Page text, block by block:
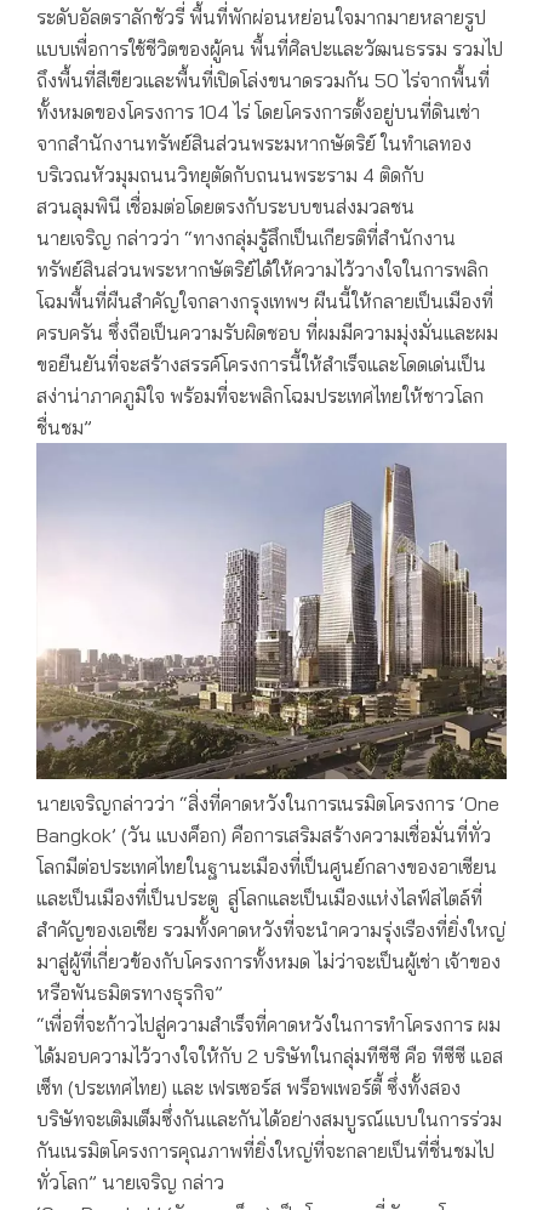
ระดับอัลตราลักชัวรี่ พื้นที่พักผ่อนหย่อนใจมากมายหลายรูป
แบบเพื่อการใช้ชีวิตของผู้คน พื้นที่ศิลปะและวัฒนธรรม รวมไป
ถึงพื้นที่สีเขียวและพื้นที่เปิดโล่งขนาดรวมกัน 50 ไร่จากพื้นที่
ทั้งหมดของโครงการ 104 ไร่ โดยโครงการตั้งอยู่บนที่ดินเช่า
จากสำนักงานทรัพย์สินส่วนพระมหากษัตริย์ ในทำเลทอง
บริเวณหัวมุมถนนวิทยุตัดกับถนนพระราม 4 ติดกับ
สวนลุมพินี เชื่อมต่อโดยตรงกับระบบขนส่งมวลชน
นายเจริญ กล่าวว่า “ทางกลุ่มรู้สึกเป็นเกียรติที่สำนักงาน
ทรัพย์สินส่วนพระหากษัตริย์ได้ให้ความไว้วางใจในการพลิก
โฉมพื้นที่ผืนสำคัญใจกลางกรุงเทพฯ ผืนนี้ให้กลายเป็นเมืองที่
ครบครัน ซึ่งถือเป็นความรับผิดชอบ ที่ผมมีความมุ่งมั่นและผม
ขอยืนยันที่จะสร้างสรรค์โครงการนี้ให้สำเร็จและโดดเด่นเป็น
สง่าน่าภาคภูมิใจ พร้อมที่จะพลิกโฉมประเทศไทยให้ชาวโลก
ชื่นชม”
นายเจริญกล่าวว่า “สิ่งที่คาดหวังในการเนรมิตโครงการ ‘One
Bangkok’ (วัน แบงค็อก) คือการเสริมสร้างความเชื่อมั่นที่ทั่ว
โลกมีต่อประเทศไทยในฐานะเมืองที่เป็นศูนย์กลางของอาเซียน
และเป็นเมืองที่เป็นประตู สู่โลกและเป็นเมืองแห่งไลฟ์สไตล์ที่
สำคัญของเอเชีย รวมทั้งคาดหวังที่จะนำความรุ่งเรืองที่ยิ่งใหญ่
มาสู่ผู้ที่เกี่ยวข้องกับโครงการทั้งหมด ไม่ว่าจะเป็นผู้เช่า เจ้าของ
หรือพันธมิตรทางธุรกิจ”
“เพื่อที่จะก้าวไปสู่ความสำเร็จที่คาดหวังในการทำโครงการ ผม
ได้มอบความไว้วางใจให้กับ 2 บริษัทในกลุ่มทีซีซี คือ ทีซีซี แอส
เซ็ท (ประเทศไทย) และ เฟรเซอร์ส พร็อพเพอร์ตี้ ซึ่งทั้งสอง
บริษัทจะเติมเต็มซึ่งกันและกันได้อย่างสมบูรณ์แบบในการร่วม
กันเนรมิตโครงการคุณภาพที่ยิ่งใหญ่ที่จะกลายเป็นที่ชื่นชมไป
ทั่วโลก” นายเจริญ กล่าว